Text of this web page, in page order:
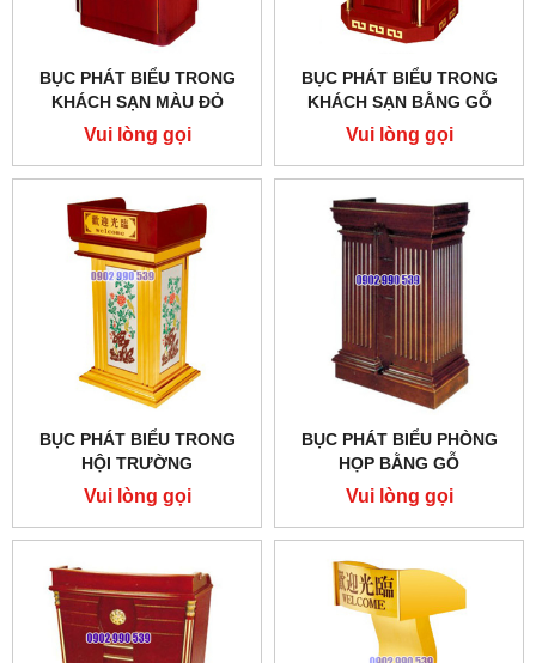
BỤC PHÁT BIỂU TRONG
KHÁCH SẠN MÀU ĐỎ
Vui lòng gọi
BỤC PHÁT BIỂU TRONG
KHÁCH SẠN BẰNG GỖ
Vui lòng gọi
BỤC PHÁT BIỂU TRONG
HỘI TRƯỜNG
Vui lòng gọi
BỤC PHÁT BIỂU PHÒNG
HỌP BẰNG GỖ
Vui lòng gọi